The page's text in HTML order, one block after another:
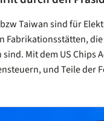
Taiwan sind für
Fabrikationsstätten,
Mit dem US Chips
und Teile der